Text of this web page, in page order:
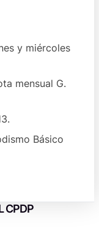
y miércoles
mensual G.
Básico
CPDP